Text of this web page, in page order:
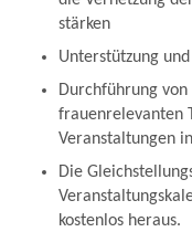
stärken
Unterstützung
Durchführung
frauenrelevanten
Veranstaltungen
Die
kostenlos heraus.